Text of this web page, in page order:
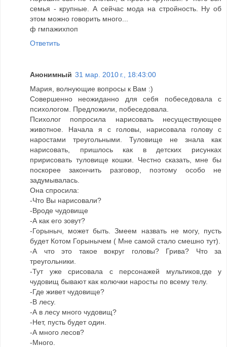
семья - крупные. А сейчас мода на стройность. Ну об
этом можно говорить много...
ф гмпажихпоп
Ответить
Анонимный 31 мар. 2010 г., 18:43:00
Мария, волнующие вопросы к Вам :)
Совершенно неожиданно для себя побеседовала с
психологом. Предложили, побеседовала.
Психолог попросила нарисовать несуществующее
животное. Начала я с головы, нарисовала голову с
наростами треугольными. Туловище не знала как
нарисовать, пришлось как в детских рисунках
пририсовать туловище кошки. Честно сказать, мне бы
поскорее закончить разговор, поэтому особо не
задумывалась.
Она спросила:
-Что Вы нарисовали?
-Вроде чудовище
-А как его зовут?
-Горыныч, может быть. Змеем назвать не могу, пусть
будет Котом Горынычем ( Мне самой стало смешно тут).
-А что это такое вокруг головы? Грива? Что за
треугольники.
-Тут уже срисовала с персонажей мультиков,где у
чудовищ бывают как колючки наросты по всему телу.
-Где живет чудовище?
-В лесу.
-А в лесу много чудовищ?
-Нет, пусть будет один.
-А много лесов?
-Много.